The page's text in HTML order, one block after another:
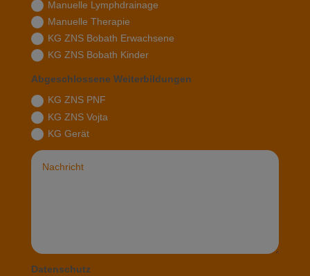
Manuelle Lymphdrainage
Manuelle Therapie
KG ZNS Bobath Erwachsene
KG ZNS Bobath Kinder
Abgeschlossene Weiterbildungen
KG ZNS PNF
KG ZNS Vojta
KG Gerät
Datenschutz